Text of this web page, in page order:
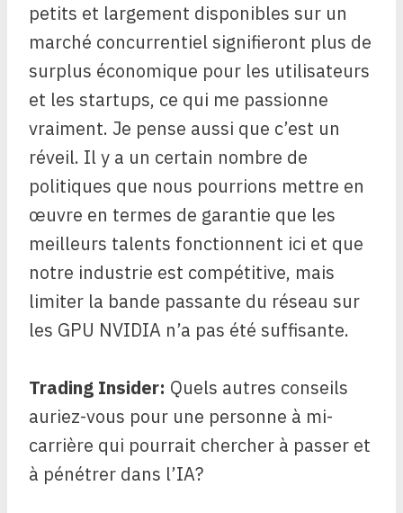
petits et largement disponibles sur un
marché concurrentiel signifieront plus de
surplus économique pour les utilisateurs
et les startups, ce qui me passionne
vraiment. Je pense aussi que c’est un
réveil. Il y a un certain nombre de
politiques que nous pourrions mettre en
œuvre en termes de garantie que les
meilleurs talents fonctionnent ici et que
notre industrie est compétitive, mais
limiter la bande passante du réseau sur
les GPU NVIDIA n’a pas été suffisante.
Trading Insider: Quels autres conseils
auriez-vous pour une personne à mi-
carrière qui pourrait chercher à passer et
à pénétrer dans l’IA?